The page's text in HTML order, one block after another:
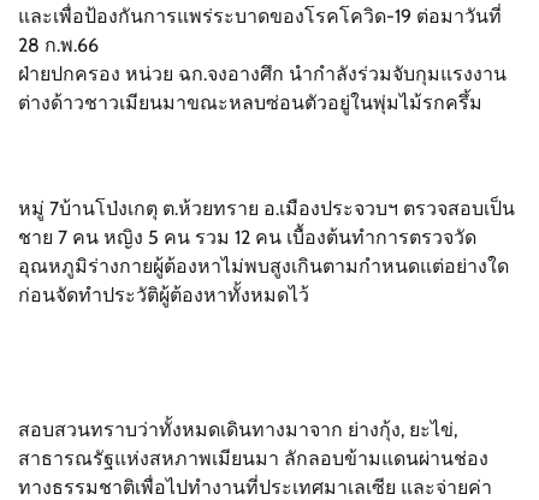
และเพื่อป้องกันการแพร่ระบาดของโรคโควิด-19 ต่อมาวันที่
28 ก.พ.66
ฝ่ายปกครอง หน่วย ฉก.จงอางศึก นำกำลังร่วมจับกุมแรงงาน
ต่างด้าวชาวเมียนมาขณะหลบซ่อนตัวอยู่ในพุ่มไม้รกครึ้ม
หมู่ 7บ้านโป่งเกตุ ต.ห้วยทราย อ.เมืองประจวบฯ ตรวจสอบเป็น
ชาย 7 คน หญิง 5 คน รวม 12 คน เบื้องต้นทำการตรวจวัด
อุณหภูมิร่างกายผู้ต้องหาไม่พบสูงเกินตามกำหนดแต่อย่างใด
ก่อนจัดทำประวัติผู้ต้องหาทั้งหมดไว้
สอบสวนทราบว่าทั้งหมดเดินทางมาจาก ย่างกุ้ง, ยะไข่,
สาธารณรัฐแห่งสหภาพเมียนมา ลักลอบข้ามแดนผ่านช่อง
ทางธรรมชาติเพื่อไปทำงานที่ประเทศมาเลเซีย และจ่ายค่า